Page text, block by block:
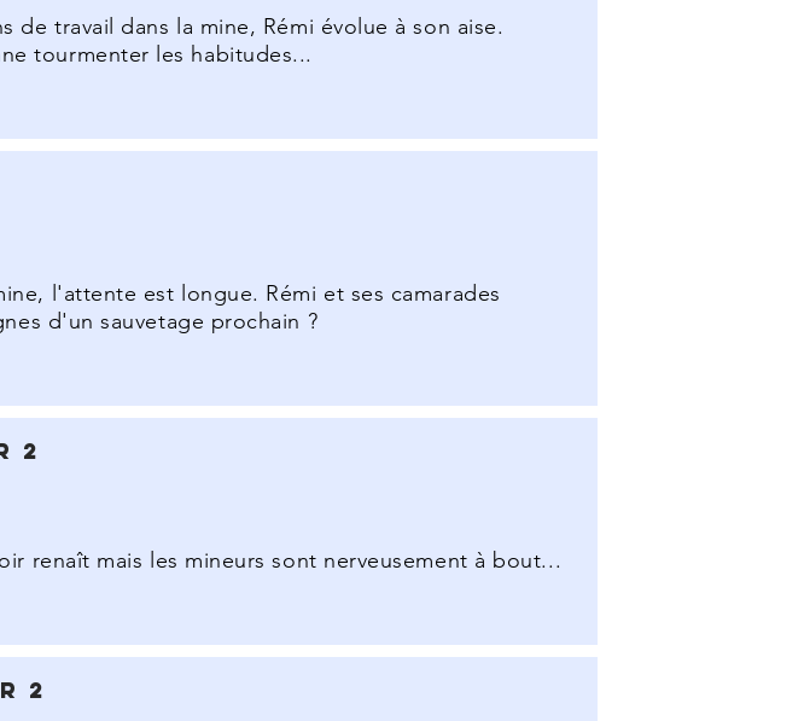
travail dans la mine, Rémi évolue à son aise.
tourmenter les habitudes...
l'attente est longue. Rémi et ses camarades
d'un sauvetage prochain ?
2
renaît mais les mineurs sont nerveusement à bout...
2